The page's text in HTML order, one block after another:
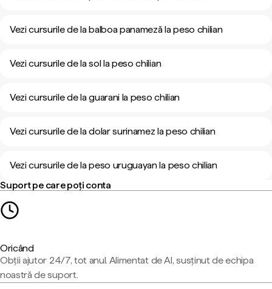
Vezi cursurile de la balboa panameză la peso chilian
Vezi cursurile de la sol la peso chilian
Vezi cursurile de la guarani la peso chilian
Vezi cursurile de la dolar surinamez la peso chilian
Vezi cursurile de la peso uruguayan la peso chilian
Suport pe care poți conta
Oricând
Obții ajutor 24/7, tot anul. Alimentat de AI, susținut de echipa
noastră de suport.